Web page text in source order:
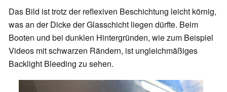
Das Bild ist trotz der reflexiven Beschichtung leicht körnig,
was an der Dicke der Glasschicht liegen dürfte. Beim
Booten und bei dunklen Hintergründen, wie zum Beispiel
Videos mit schwarzen Rändern, ist ungleichmäßiges
Backlight Bleeding zu sehen.